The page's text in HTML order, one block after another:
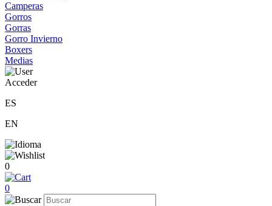
Camperas
Gorros
Gorras
Gorro Invierno
Boxers
Medias
Acceder
ES
EN
0
0